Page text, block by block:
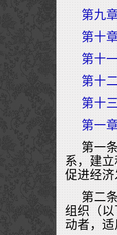
第九
第十
第十
第十
第十
第一
第一
系，建
促进经
第二
组织（
动者，